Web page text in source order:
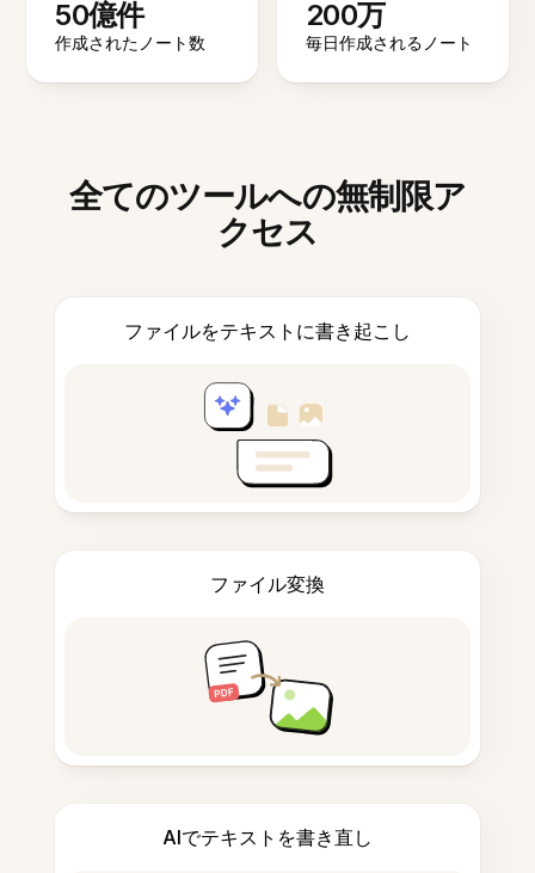
50億件
作成されたノート数
200万
毎日作成されるノート
全てのツールへの無制限ア
クセス
ファイルをテキストに書き起こし
ファイル変換
AIでテキストを書き直し